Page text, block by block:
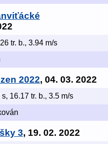
tr. b., 3.94 m/s
2022, 04. 03. 2022
16.17 tr. b., 3.5 m/s
3, 19. 02. 2022